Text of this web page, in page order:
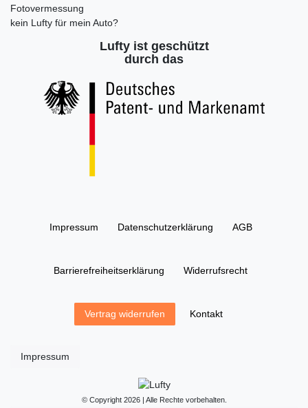
Fotovermessung
kein Lufty für mein Auto?
Lufty ist geschützt
durch das
Impressum Daten­schutz­erklärung AGB
Barrierefreiheitserklärung Widerrufs­recht
Vertrag widerrufen Kontakt
Impressum
© Copyright 2026 | Alle Rechte vorbehalten.